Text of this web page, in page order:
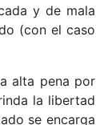
y de mala
(con el caso
alta pena por
la libertad
se encarga